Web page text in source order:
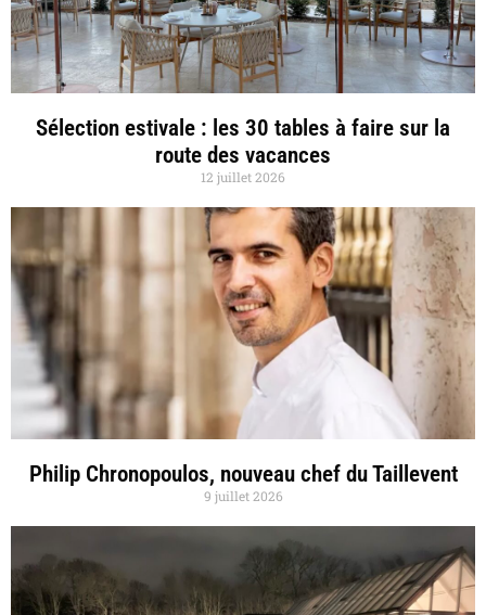
Sélection estivale : les 30 tables à faire sur la
route des vacances
12 juillet 2026
Philip Chronopoulos, nouveau chef du Taillevent
9 juillet 2026